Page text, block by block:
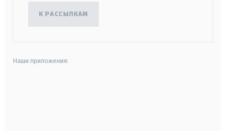
К РАССЫЛКАМ
Наши приложения: